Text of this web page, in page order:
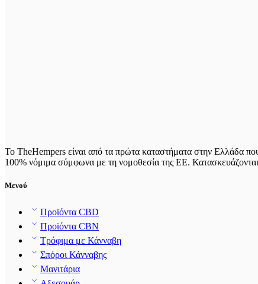
Το TheHempers είναι από τα πρώτα καταστήματα στην Ελλάδα
100% νόμιμα σύμφωνα με τη νομοθεσία της ΕΕ.
Μενού
Προϊόντα CBD
Προϊόντα CBN
Τρόφιμα με Κάνναβη
Σπόροι Κάνναβης
Μανιτάρια